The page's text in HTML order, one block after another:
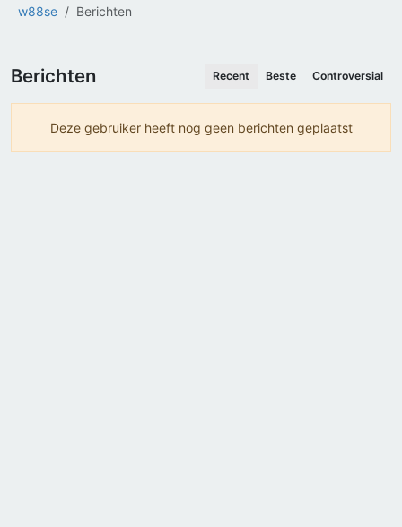
w88se Berichten
Berichten Recent Beste Controversial
Deze gebruiker heeft nog geen berichten geplaatst